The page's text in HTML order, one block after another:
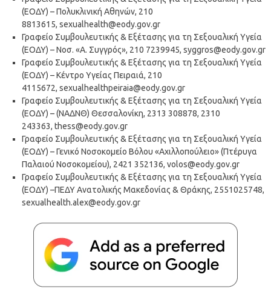
(ΕΟΔΥ) – Πολυκλινική Αθηνών, 210
8813615, sexualhealth@eody.gov.gr
Γραφείο Συμβουλευτικής & Εξέτασης για τη Σεξουαλική Υγεία
(ΕΟΔΥ) – Νοσ. «Α. Συγγρός», 210 7239945, syggros@eody.gov.gr
Γραφείο Συμβουλευτικής & Εξέτασης για τη Σεξουαλική Υγεία
(ΕΟΔΥ) – Κέντρο Υγείας Πειραιά, 210
4115672, sexualhealthpeiraia@eody.gov.gr
Γραφείο Συμβουλευτικής & Εξέτασης για τη Σεξουαλική Υγεία
(ΕΟΔΥ) – (ΝΑΔΝΘ) Θεσσαλονίκη, 2313 308878, 2310
243363, thess@eody.gov.gr
Γραφείο Συμβουλευτικής & Εξέτασης για τη Σεξουαλική Υγεία
(ΕΟΔΥ) – Γενικό Νοσοκομείο Βόλου «Αχιλλοπούλειο» (Πτέρυγα
Παλαιού Νοσοκομείου), 2421 352136, volos@eody.gov.gr
Γραφείο Συμβουλευτικής & Εξέτασης για τη Σεξουαλική Υγεία
(ΕΟΔΥ) –ΠΕΔΥ Ανατολικής Μακεδονίας & Θράκης, 2551025748,
sexualhealth.alex@eody.gov.gr